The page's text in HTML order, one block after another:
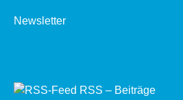
Newsletter
RSS – Beiträge